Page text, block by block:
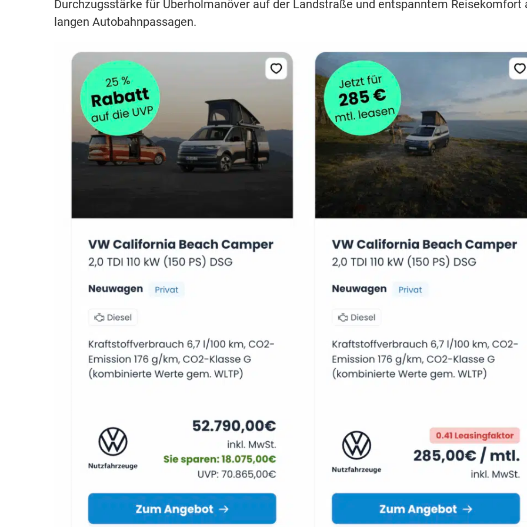
Durchzugsstärke für Überholmanöver auf der Landstraße und entspanntem Reisekomfort
langen Autobahnpassagen.